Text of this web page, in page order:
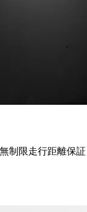
制限走行距離保証